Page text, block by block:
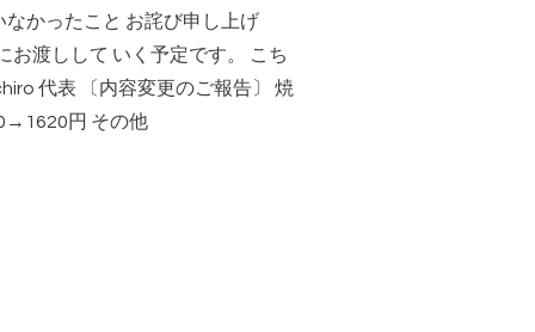
かったこと お詫び申し上げ
お渡しして いく予定です。 こち
代表 〔内容変更のご報告〕 焼
円 その他